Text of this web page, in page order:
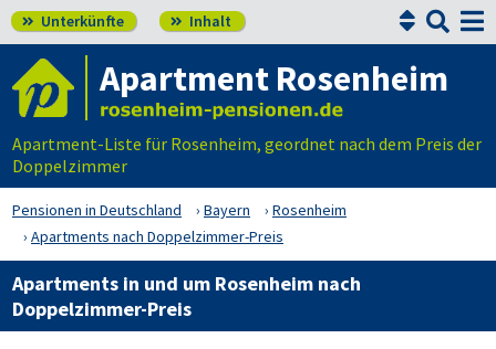
 Unterkünfte  Inhalt 

Apartment Rosenheim
Apartment-Liste für Rosenheim, geordnet nach dem Preis der
Doppelzimmer
Pensionen in Deutschland Bayern
Rosenheim
Apartments nach Doppelzimmer-Preis
Apartments in und um Rosenheim nach
Doppelzimmer-Preis